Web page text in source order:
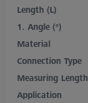
Length (L)
1. Angle (°)
Material
Connection Type
Measuring Length
Application